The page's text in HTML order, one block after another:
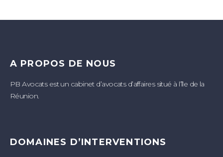
A PROPOS DE NOUS
PB Avocats est un cabinet d’avocats d’affaires situé à l’île de la
Réunion.
DOMAINES D’INTERVENTIONS